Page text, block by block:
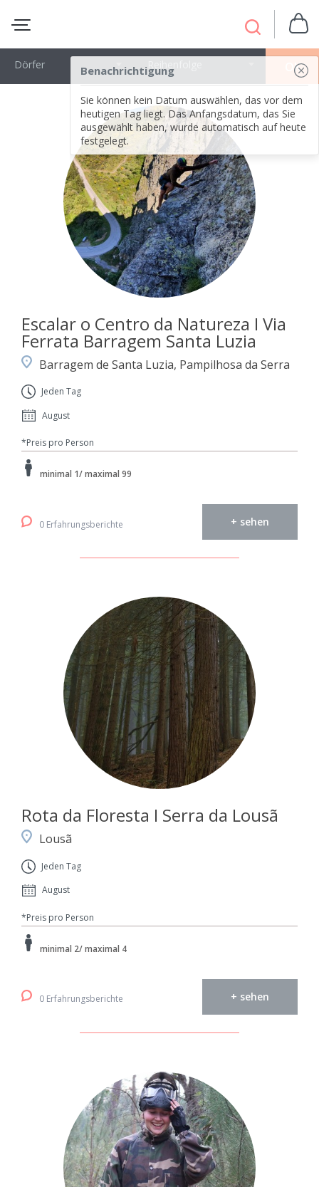
Benachrichtigung
Sie können kein Datum auswählen, das vor dem
heutigen Tag liegt. Das Anfangsdatum, das Sie
ausgewählt haben, wurde automatisch auf heute
festgelegt.
OK
Dörfer
Escalar o Centro da Natureza I Via
Ferrata Barragem Santa Luzia
Barragem de Santa Luzia, Pampilhosa da Serra
Jeden Tag
August
*Preis pro Person
minimal 1/ maximal 99
0 Erfahrungsberichte + sehen
Rota da Floresta I Serra da Lousã
Lousã
Jeden Tag
August
*Preis pro Person
minimal 2/ maximal 4
0 Erfahrungsberichte + sehen